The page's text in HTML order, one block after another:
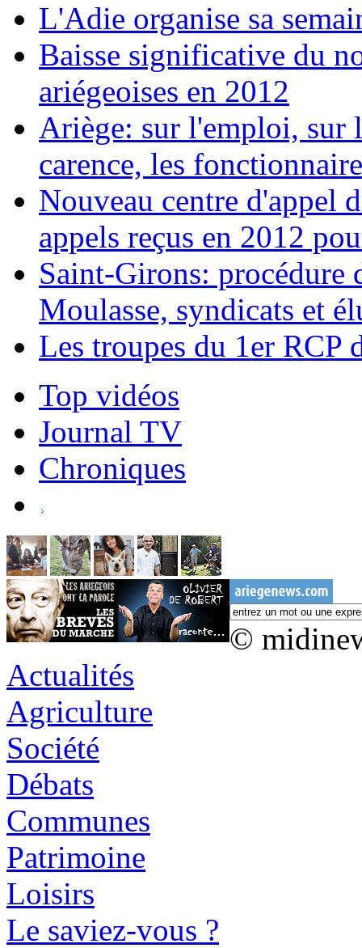
L'Adie organise sa
Baisse significative du
ariégeoises en 2012
Ariège: sur l'emploi, sur
carence, les
Nouveau centre d'appel
appels reçus en 2012
Saint-Girons: procédure
Moulasse, syndicats et
Les troupes du 1er RCP
Top vidéos
Journal TV
Chroniques
©
Actualités
Agriculture
Société
Débats
Communes
Patrimoine
Loisirs
Le saviez-vous ?